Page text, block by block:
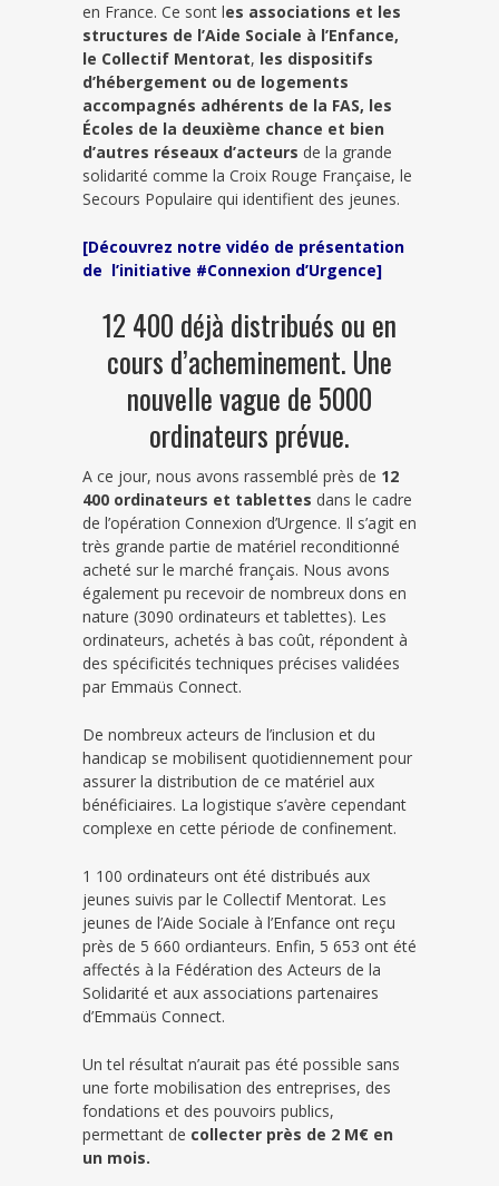
en France. Ce sont les associations et les
structures de l’Aide Sociale à l’Enfance,
le Collectif Mentorat, les dispositifs
d’hébergement ou de logements
accompagnés adhérents de la FAS, les
Écoles de la deuxième chance et bien
d’autres réseaux d’acteurs de la grande
solidarité comme la Croix Rouge Française, le
Secours Populaire qui identifient des jeunes.
[Découvrez notre vidéo de présentation
de l’initiative #Connexion d’Urgence]
12 400 déjà distribués ou en
cours d’acheminement. Une
nouvelle vague de 5000
ordinateurs prévue.
A ce jour, nous avons rassemblé près de 12
400 ordinateurs et tablettes dans le cadre
de l’opération Connexion d’Urgence. Il s’agit en
très grande partie de matériel reconditionné
acheté sur le marché français. Nous avons
également pu recevoir de nombreux dons en
nature (3090 ordinateurs et tablettes). Les
ordinateurs, achetés à bas coût, répondent à
des spécificités techniques précises validées
par Emmaüs Connect.
De nombreux acteurs de l’inclusion et du
handicap se mobilisent quotidiennement pour
assurer la distribution de ce matériel aux
bénéficiaires. La logistique s’avère cependant
complexe en cette période de confinement.
1 100 ordinateurs ont été distribués aux
jeunes suivis par le Collectif Mentorat. Les
jeunes de l’Aide Sociale à l’Enfance ont reçu
près de 5 660 ordianteurs. Enfin, 5 653 ont été
affectés à la Fédération des Acteurs de la
Solidarité et aux associations partenaires
d’Emmaüs Connect.
Un tel résultat n’aurait pas été possible sans
une forte mobilisation des entreprises, des
fondations et des pouvoirs publics,
permettant de collecter près de 2 M€ en
un mois.